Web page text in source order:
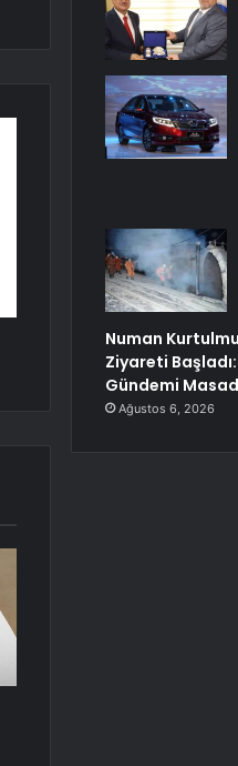
Numan
Ziyareti
Gündemi
Ağustos 6, 2026